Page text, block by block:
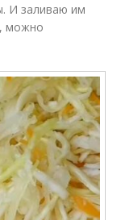
И заливаю им
можно